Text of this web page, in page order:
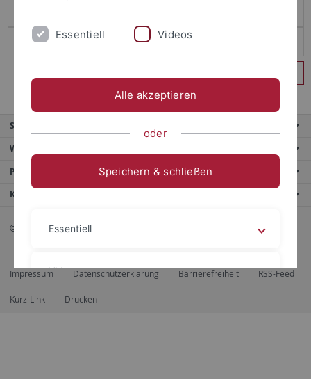
Service
Weitere Angebote
Portale
Kontaktinfo
© 2026 Eberhard Karls Universität Tübingen, Tübingen
Impressum Datenschutzerklärung Barrierefreiheit RSS-Feed
Kurz-Link Drucken
Essentiell Videos
Alle akzeptieren
oder
Speichern & schließen
Essentiell
Videos